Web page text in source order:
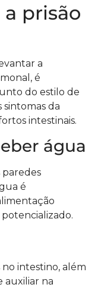
prisão
a
é
do estilo de
da
intestinais.
água
paredes
é
intestino, além
auxiliar na